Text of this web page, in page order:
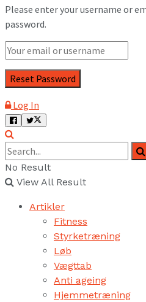
Please enter your username or
password.
Log In
No Result
View All Result
Artikler
Fitness
Styrketræning
Løb
Vægttab
Anti ageing
Hjemmetræning